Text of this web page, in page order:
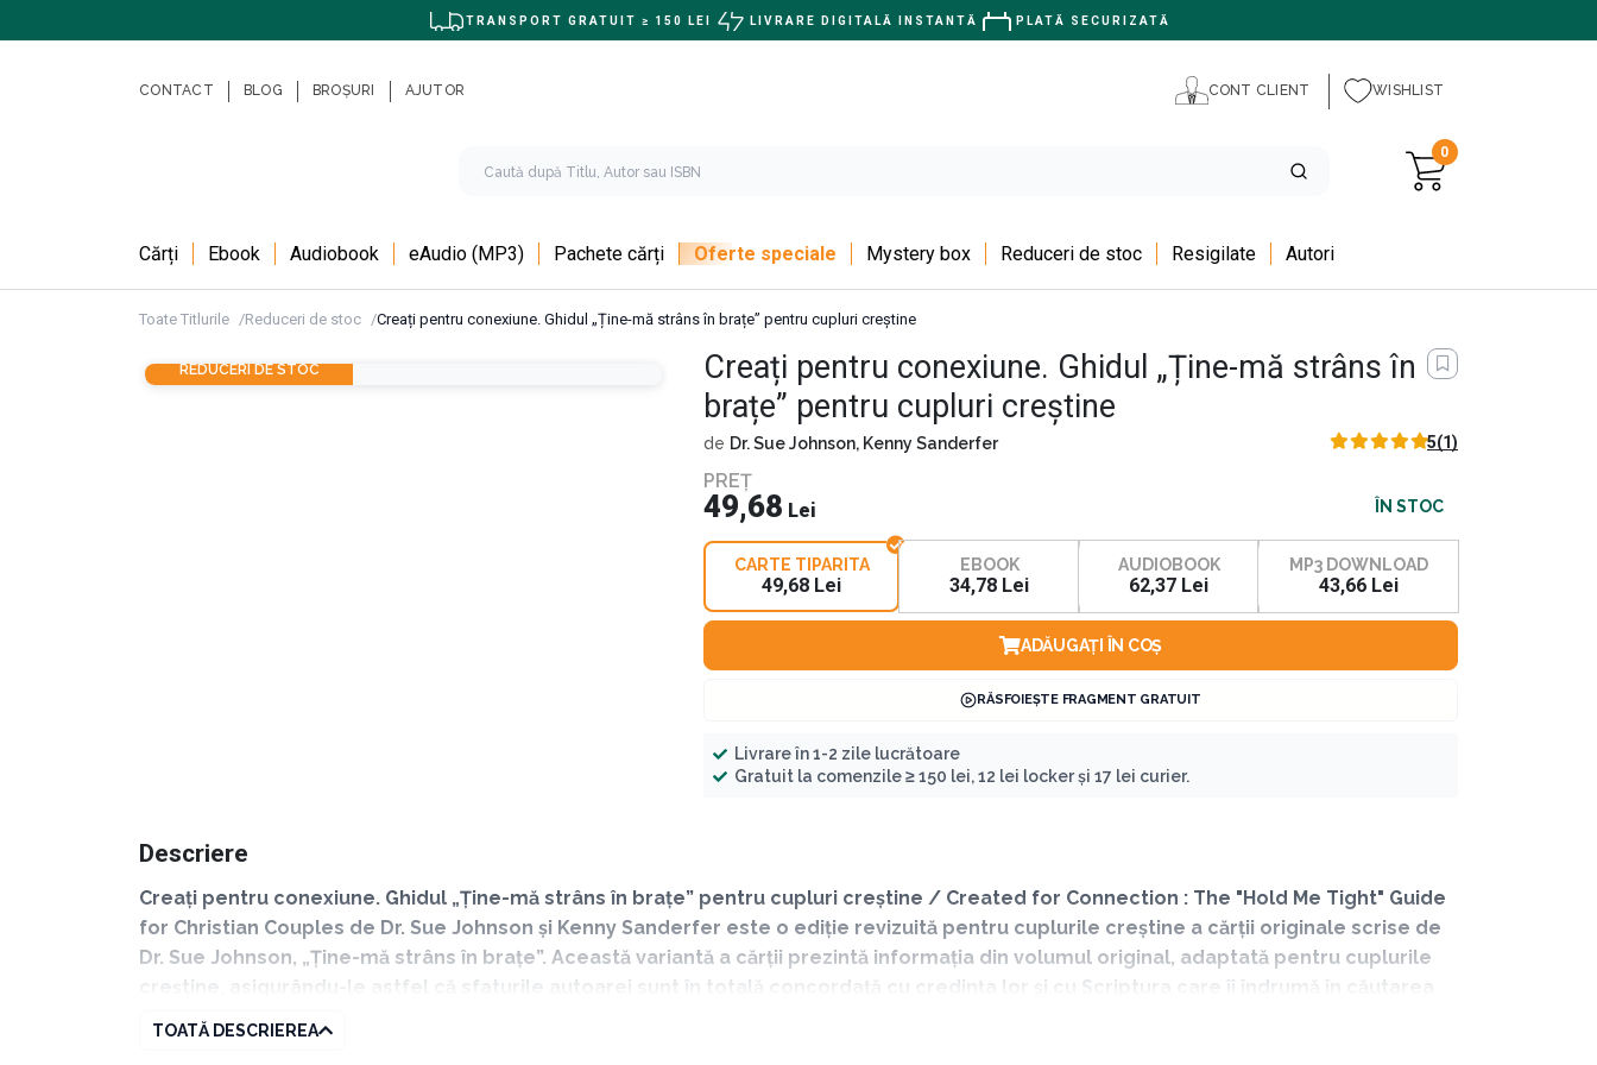
TRANSPORT GRATUIT ≥ 150 LEI LIVRARE DIGITALĂ INSTANTĂ PLATĂ SECURIZATĂ
CONTACT BLOG BROȘURI AJUTOR CONT CLIENT WISHLIST
0
Cărți Ebook Audiobook eAudio (MP3) Pachete cărți Oferte speciale Mystery box Reduceri de stoc Resigilate Autori
Toate Titlurile Reduceri de stoc Creați pentru conexiune. Ghidul „Ține-mă strâns în brațe” pentru cupluri creștine
REDUCERI DE STOC
Creați pentru conexiune. Ghidul „Ține-mă strâns în
brațe” pentru cupluri creștine
de Dr. Sue Johnson, Kenny Sanderfer 5(1)
PREȚ
49,68 Lei ÎN STOC
CARTE TIPARITA
49,68 Lei
EBOOK
34,78 Lei
AUDIOBOOK
62,37 Lei
MP3 DOWNLOAD
43,66 Lei
ADĂUGAȚI ÎN COȘ
RĂSFOIEȘTE FRAGMENT GRATUIT
Livrare în 1-2 zile lucrătoare
Gratuit la comenzile ≥ 150 lei, 12 lei locker și 17 lei curier.
Descriere
Creați pentru conexiune. Ghidul „Ține-mă strâns în brațe” pentru cupluri creștine / Created for Connection : The "Hold Me Tight" Guide
for Christian Couples de Dr. Sue Johnson și Kenny Sanderfer este o ediție revizuită pentru cuplurile creștine a cărții originale scrise de
Dr. Sue Johnson, „Ține-mă strâns în brațe”. Această variantă a cărții prezintă informația din volumul original, adaptată pentru cuplurile
creștine, asigurându-le astfel că sfaturile autoarei sunt în totală concordață cu credința lor și cu Scriptura care îi îndrumă în căutarea
înțelepciunii divine.
TOATĂ DESCRIEREA